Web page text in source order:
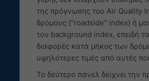
της πρόγνωσης του Air Quality
δρόμους ("roadside" index) ή
τον background index, επειδή
διαφορές κατά μήκος των
υψηλότερες τιμές από αυτές
Το δεύτερο πάνελ δείχνει την